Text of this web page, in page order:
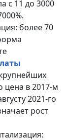
с 11 до 3000
более 70
цена в 2017-м
2021-го
рост